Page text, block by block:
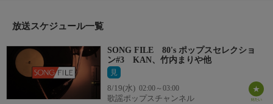
Dance Beatは夜明けまで／荻野目洋子
Lucky Chanceをもう一度／C-C-B
黄昏のBAY CITY／八神純子
恋は、ご多忙申し上げます／原由子
STILL LOVE HER／TM NETWORK
放送スケジュール一覧
SONG FILE 80's ポップスセレクショ
ン#3 KAN、竹内まりや他
見
8/19(水) 02:00～03:00
歌謡ポップスチャンネル